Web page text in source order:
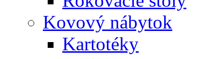
Kovový nábytok
Kartotéky